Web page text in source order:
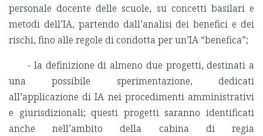
personale docente delle scuole, su concetti basilari e
metodi dell’IA, partendo dall’analisi dei benefici e dei
rischi, fino alle regole di condotta per un’IA “benefica”;
- la definizione di almeno due progetti, destinati a
una possibile sperimentazione, dedicati
all’applicazione di IA nei procedimenti amministrativi
e giurisdizionali; questi progetti saranno identificati
anche nell’ambito della cabina di regia